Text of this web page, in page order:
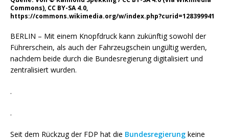
Commons), CC BY-SA 4.0,
https://commons.wikimedia.org/w/index.php?curid=128399941
BERLIN – Mit einem Knopfdruck kann zukünftig sowohl der
Führerschein, als auch der Fahrzeugschein ungültig werden,
nachdem beide durch die Bundesregierung digitalisiert und
zentralisiert wurden.
.
.
Seit dem Rückzug der FDP hat die Bundesregierung keine